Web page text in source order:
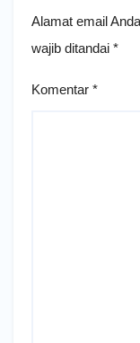
Alamat email
wajib ditandai *
Komentar *